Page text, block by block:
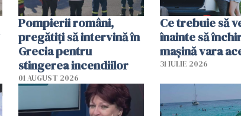
Pompierii români,
pregătiţi să intervină în
Grecia pentru
stingerea incendiilor
01 AUGUST 2026
Ce trebuie să
înainte să
mașină vara
31 IULIE 2026